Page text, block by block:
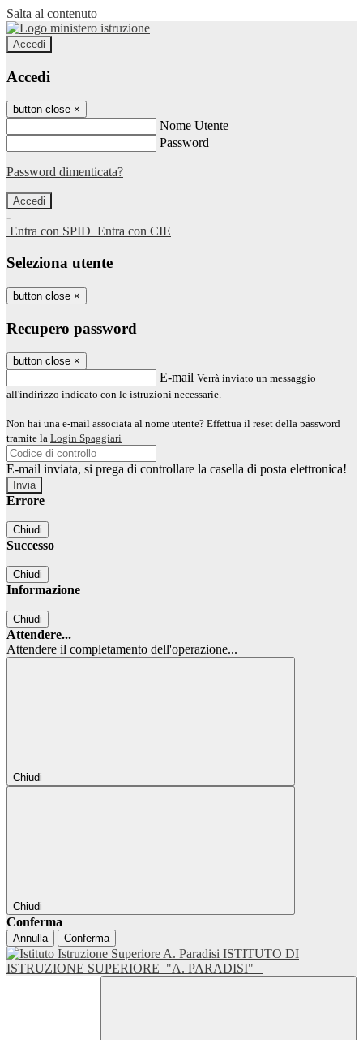
Salta al contenuto
Accedi
Accedi
button close ×
Nome Utente
Password
Password dimenticata?
-
Entra con SPID Entra con CIE
Seleziona utente
button close ×
Recupero password
button close ×
E-mail Verrà inviato un messaggio
all'indirizzo indicato con le istruzioni necessarie.
Non hai una e-mail associata al nome utente? Effettua il reset della password
tramite la Login Spaggiari
E-mail inviata, si prega di controllare la casella di posta elettronica!
Errore
Chiudi
Successo
Chiudi
Informazione
Chiudi
Attendere...
Attendere il completamento dell'operazione...
Chiudi
Chiudi
Conferma
Annulla Conferma
ISTITUTO DI
ISTRUZIONE SUPERIORE "A. PARADISI"